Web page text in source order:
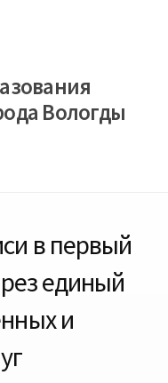
Вологды
в первый
единый
и